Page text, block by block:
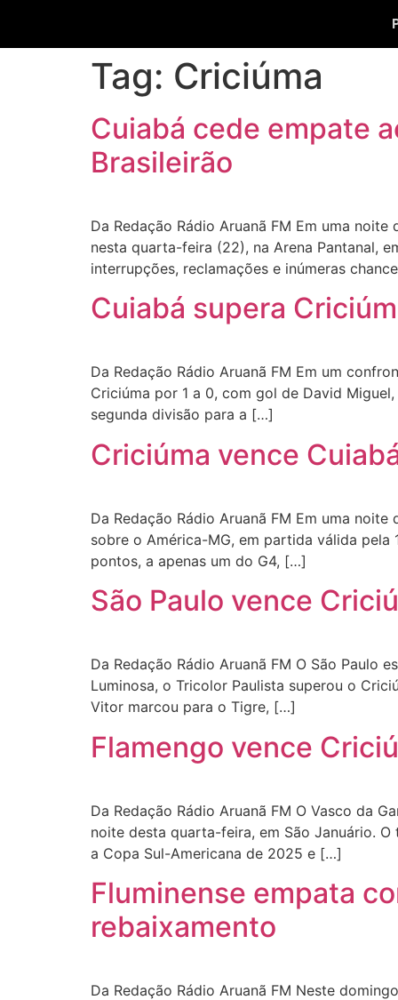
Tag: Criciúma
Cuiabá cede empate
Brasileirão
Da Redação Rádio Aruanã FM Em uma
nesta quarta-feira (22), na Arena Pantanal,
interrupções, reclamações e inúmeras
Cuiabá supera
Da Redação Rádio Aruanã FM Em um
Criciúma por 1 a 0, com gol de David
segunda divisão para a […]
Criciúma vence
Da Redação Rádio Aruanã FM Em uma
sobre o América-MG, em partida válida
pontos, a apenas um do G4, […]
São Paulo vence
Da Redação Rádio Aruanã FM O São Paulo
Luminosa, o Tricolor Paulista superou o
Vitor marcou para o Tigre, […]
Flamengo vence
Da Redação Rádio Aruanã FM O Vasco da
noite desta quarta-feira, em São Januário.
a Copa Sul-Americana de 2025 e […]
Fluminense empata
rebaixamento
Da Redação Rádio Aruanã FM Neste